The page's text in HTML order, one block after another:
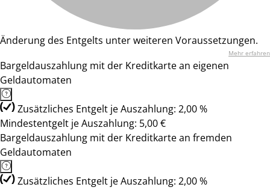
Änderung des Entgelts unter weiteren Voraussetzungen.
Mehr erfahren
Bargeldauszahlung mit der Kreditkarte an eigenen
Geldautomaten
Zusätzliches Entgelt je Auszahlung: 2,00 %
Mindestentgelt je Auszahlung: 5,00 €
Bargeldauszahlung mit der Kreditkarte an fremden
Geldautomaten
Zusätzliches Entgelt je Auszahlung: 2,00 %